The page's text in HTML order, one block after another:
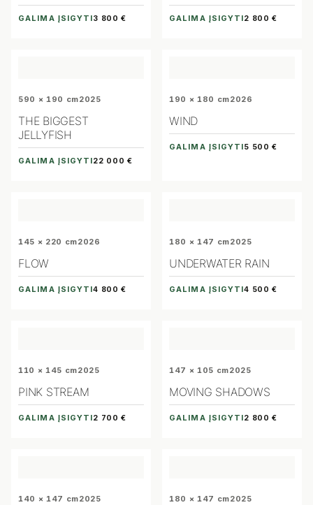
GALIMA ĮSIGYTI3 800 € GALIMA ĮSIGYTI2 800 €
590 × 190 cm2025
THE BIGGEST
JELLYFISH
GALIMA ĮSIGYTI22 000 €
190 × 180 cm2026
WIND
GALIMA ĮSIGYTI5 500 €
145 × 220 cm2026
FLOW
GALIMA ĮSIGYTI4 800 €
180 × 147 cm2025
UNDERWATER RAIN
GALIMA ĮSIGYTI4 500 €
110 × 145 cm2025
PINK STREAM
GALIMA ĮSIGYTI2 700 €
147 × 105 cm2025
MOVING SHADOWS
GALIMA ĮSIGYTI2 800 €
140 × 147 cm2025 180 × 147 cm2025